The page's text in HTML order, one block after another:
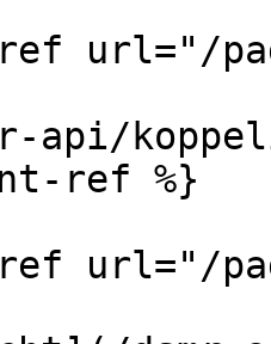
url="/
api/
ref %}
url="/